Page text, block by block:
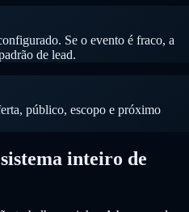
Se o evento é fraco, a
de lead.
público, escopo e próximo
inteiro de